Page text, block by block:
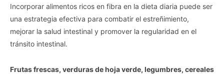
Incorporar alimentos ricos en fibra en la dieta diaria puede ser
una estrategia efectiva para combatir el estreñimiento,
mejorar la salud intestinal y promover la regularidad en el
tránsito intestinal.
Frutas frescas, verduras de hoja verde, legumbres, cereales